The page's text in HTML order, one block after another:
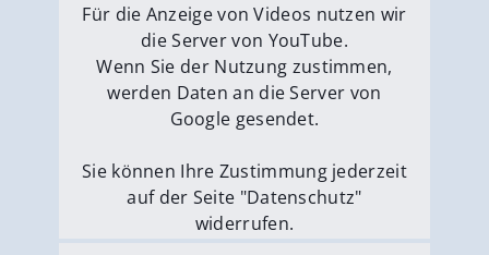
Externe Medien erlauben
Für die Anzeige von Videos nutzen wir
die Server von YouTube.
Wenn Sie der Nutzung zustimmen,
werden Daten an die Server von
Google gesendet.
Sie können Ihre Zustimmung jederzeit
auf der Seite "Datenschutz"
widerrufen.